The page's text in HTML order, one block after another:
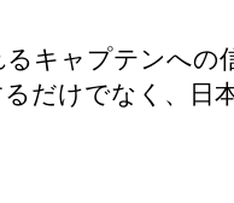
るキャプテンへの
だけでなく、日